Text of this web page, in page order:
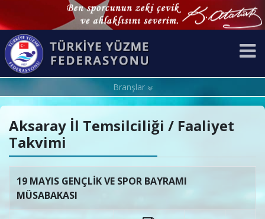
Branşlar
Aksaray İl Temsilciliği / Faaliyet
Takvimi
19 MAYIS GENÇLİK VE SPOR BAYRAMI
MÜSABAKASI